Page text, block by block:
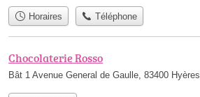
Horaires Téléphone
Chocolaterie Rosso
Bât 1 Avenue General de Gaulle, 83400 Hyères